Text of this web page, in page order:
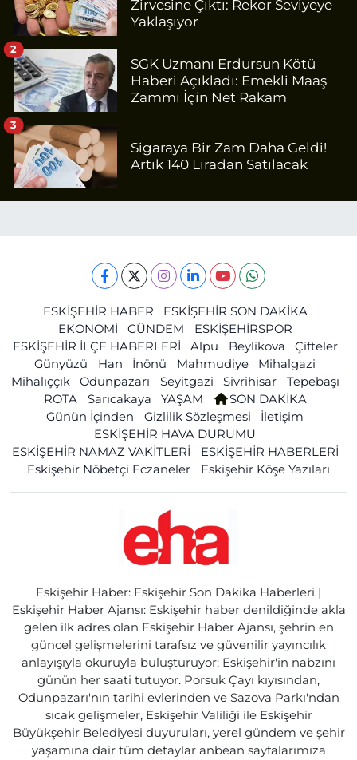
Zirvesine Çıktı: Rekor Seviyeye
Yaklaşıyor
SGK Uzmanı Erdursun Kötü
Haberi Açıkladı: Emekli Maaş
Zammı İçin Net Rakam
2
Sigaraya Bir Zam Daha Geldi!
Artık 140 Liradan Satılacak
3
ESKİŞEHİR HABER
ESKİŞEHİR SON DAKİKA
EKONOMİ
GÜNDEM
ESKİŞEHİRSPOR
ESKİŞEHİR İLÇE HABERLERİ
Alpu Beylikova
Çifteler
Günyüzü
Han İnönü Mahmudiye
Mihalgazi
Mihalıççık
Odunpazarı Seyitgazi Sivrihisar
Tepebaşı
ROTA
Sarıcakaya YAŞAM
SON DAKİKA
Günün İçinden
Gizlilik Sözleşmesi
İletişim
ESKİŞEHİR HAVA DURUMU
ESKİŞEHİR NAMAZ VAKİTLERİ
ESKİŞEHİR HABERLERİ
Eskişehir Nöbetçi Eczaneler
Eskişehir Köşe Yazıları
Eskişehir Haber: Eskişehir Son Dakika Haberleri |
Eskişehir Haber Ajansı: Eskişehir haber denildiğinde akla
gelen ilk adres olan Eskişehir Haber Ajansı, şehrin en
güncel gelişmelerini tarafsız ve güvenilir yayıncılık
anlayışıyla okuruyla buluşturuyor; Eskişehir'in nabzını
günün her saati tutuyor. Porsuk Çayı kıyısından,
Odunpazarı'nın tarihi evlerinden ve Sazova Parkı'ndan
sıcak gelişmeler, Eskişehir Valiliği ile Eskişehir
Büyükşehir Belediyesi duyuruları, yerel gündem ve şehir
yaşamına dair tüm detaylar anbean sayfalarımıza